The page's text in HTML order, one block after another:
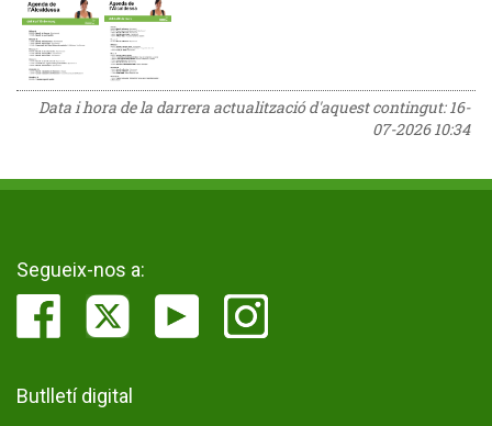
Data i hora de la darrera actualització d'aquest contingut:16-
07-2026 10:34
Segueix-nos a:
Butlletí digital